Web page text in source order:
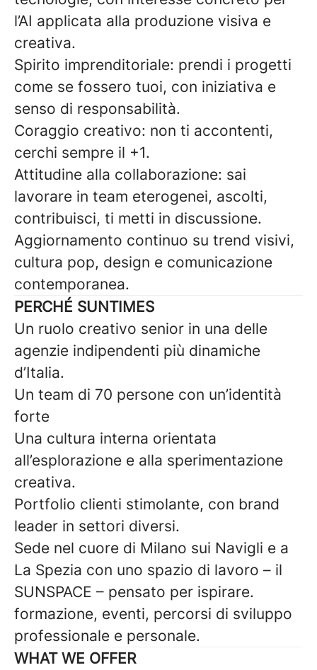
l’AI applicata alla produzione visiva e
creativa.
Spirito imprenditoriale: prendi i progetti
come se fossero tuoi, con iniziativa e
senso di responsabilità.
Coraggio creativo: non ti accontenti,
cerchi sempre il +1.
Attitudine alla collaborazione: sai
lavorare in team eterogenei, ascolti,
contribuisci, ti metti in discussione.
Aggiornamento continuo su trend visivi,
cultura pop, design e comunicazione
contemporanea.
PERCHÉ SUNTIMES
Un ruolo creativo senior in una delle
agenzie indipendenti più dinamiche
d’Italia.
Un team di 70 persone con un’identità
forte
Una cultura interna orientata
all’esplorazione e alla sperimentazione
creativa.
Portfolio clienti stimolante, con brand
leader in settori diversi.
Sede nel cuore di Milano sui Navigli e a
La Spezia con uno spazio di lavoro – il
SUNSPACE – pensato per ispirare.
formazione, eventi, percorsi di sviluppo
professionale e personale.
WHAT WE OFFER